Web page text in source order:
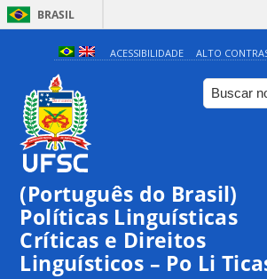
BRASIL
ACESSIBILIDADE ALTO
(Português do Brasil)
Políticas Linguísticas
Críticas e Direitos
Linguísticos – Po Li